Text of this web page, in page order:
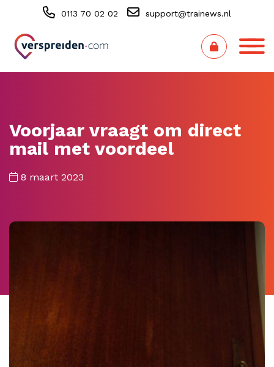
0113 70 02 02 support@trainews.nl
Voorjaar vraagt om direct
mail met voordeel
8 maart 2023